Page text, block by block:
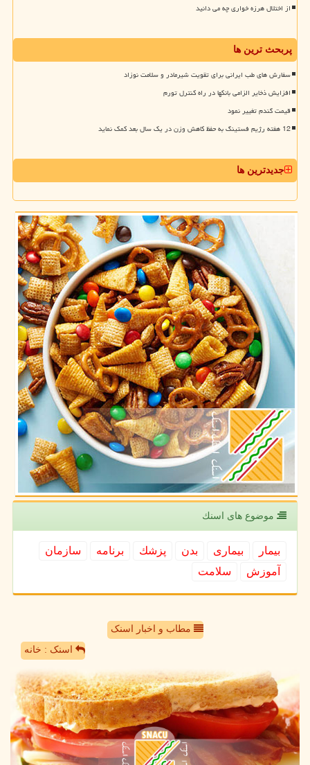
از اختلال هرزه خواری چه می دانید
پربحث ترین ها
سفارش های طب ایرانی برای تقویت شیرمادر و سلامت نوزاد
افزایش ذخایر الزامی بانکها در راه کنترل تورم
قیمت گندم تغییر نمود
12 هفته رژیم فستینگ به حفظ کاهش وزن در یک سال بعد کمک نماید
جدیدترین ها
موضوع های اسنك
بیمار بیماری بدن پزشك برنامه
سازمان
آموزش
سلامت
مطاب و اخبار اسنک
اسنک : خانه